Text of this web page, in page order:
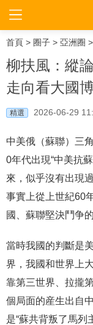
首頁 > 圈子 > 亞洲圈
柳扶風：縱
走向看大國
精選 2026-06-29
中美俄（蘇聯）三
0年代出現“中美抗
來，似乎沒有出現
事實上從上世紀60
國、蘇聯堅決鬥争
當時我國的判斷是
界，我國和世界上
靠第三世界、拉攏
個局面的産生出自
是“蘇共背叛了馬列